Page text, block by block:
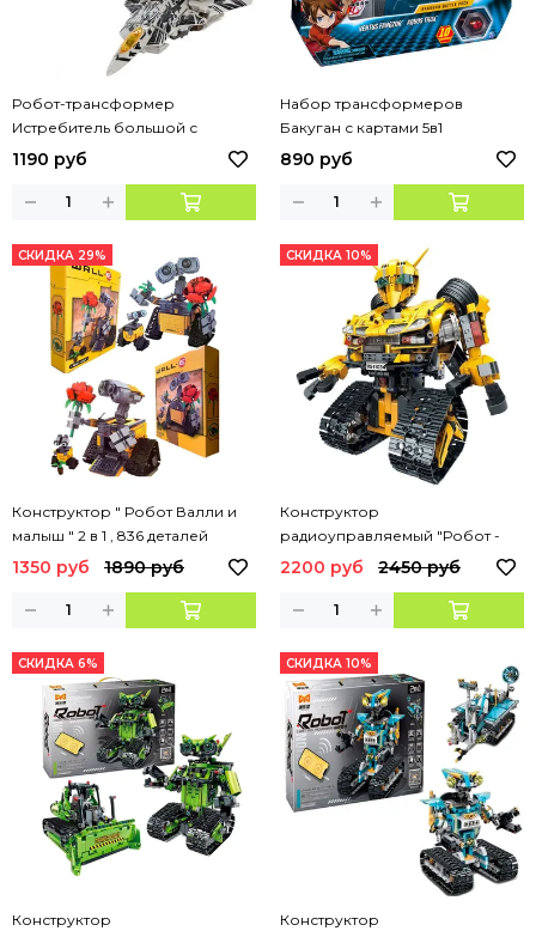
Робот-трансформер
Истребитель большой с
пушкой + свет
1190 руб
Набор трансформеров
Бакуган с картами 5в1
890 руб
СКИДКА 29%
Конструктор " Робот Валли и
малыш " 2 в 1 , 836 деталей
1350 руб 1890 руб
СКИДКА 10%
Конструктор
радиоуправляемый "Робот -
гоночный автомобиль 2в1 " , 895
2200 руб 2450 руб
СКИДКА 6%
Конструктор
СКИДКА 10%
Конструктор